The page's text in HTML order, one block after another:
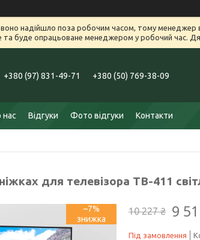
надійшло поза робочим часом, тому менеджер
буде опрацьоване менеджером у робочий час.
+380 (97) 831-49-71 +380 (50) 769-38-09
нас Відгуки Фото відгуки Контакти
для телевізора ТВ-411
–7% 10 227 ₴ 9
Під замовлення